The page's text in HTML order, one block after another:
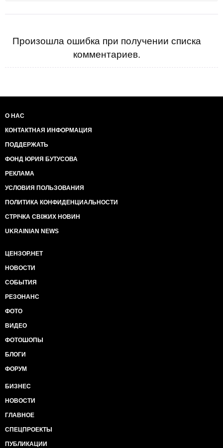
Произошла ошибка при получении списка
комментариев.
О НАС
КОНТАКТНАЯ ИНФОРМАЦИЯ
ПОДДЕРЖАТЬ
ФОНД ЮРИЯ БУТУСОВА
РЕКЛАМА
УСЛОВИЯ ПОЛЬЗОВАНИЯ
ПОЛИТИКА КОНФИДЕНЦИАЛЬНОСТИ
СТРІЧКА СВІЖИХ НОВИН
UKRAINIAN NEWS
ЦЕНЗОР.НЕТ
НОВОСТИ
СОБЫТИЯ
РЕЗОНАНС
ФОТО
ВИДЕО
ФОТОШОПЫ
БЛОГИ
ФОРУМ
БИЗНЕС
НОВОСТИ
ГЛАВНОЕ
СПЕЦПРОЕКТЫ
ПУБЛИКАЦИИ